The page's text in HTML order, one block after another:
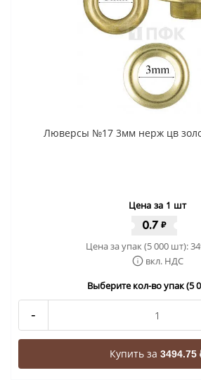
Люверсы №17 3мм нерж цв
Цена за 1 шт
0.7 ₽
Цена за упак (5 000 шт):
вкл. НДС
Выберите кол-во упак (5
-
Купить за 3494.75